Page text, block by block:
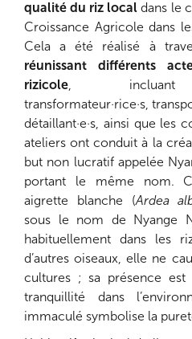
qualité du riz local dans le
Croissance Agricole dans
Cela a été réalisé à
réunissant différents
rizicole , incluant
transformateur·rice·s,
détaillant·e·s, ainsi que les
ateliers ont conduit à la
but non lucratif appelée
portant le même nom.
aigrette blanche (Ardea
sous le nom de Nyange
habituellement dans les
d’autres oiseaux, elle ne
cultures ; sa présence
tranquillité dans
immaculé symbolise la